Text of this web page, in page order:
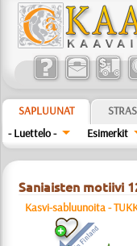
SAPLUUNAT
- Luettelo -
Esimerkit
Saniaisten motiivi
Kasvi-sabluunoita -